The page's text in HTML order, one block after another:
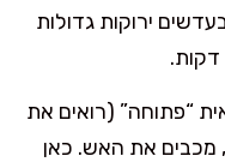
ירוקות גדולות
“פתוחה” (רואים את
מכבים את האש. כאן